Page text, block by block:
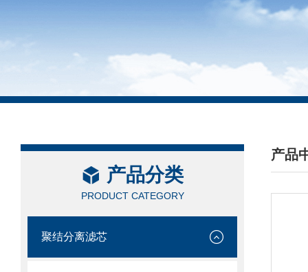
产品分类
PRODUCT CATEGORY
聚结分离滤芯
产品
/